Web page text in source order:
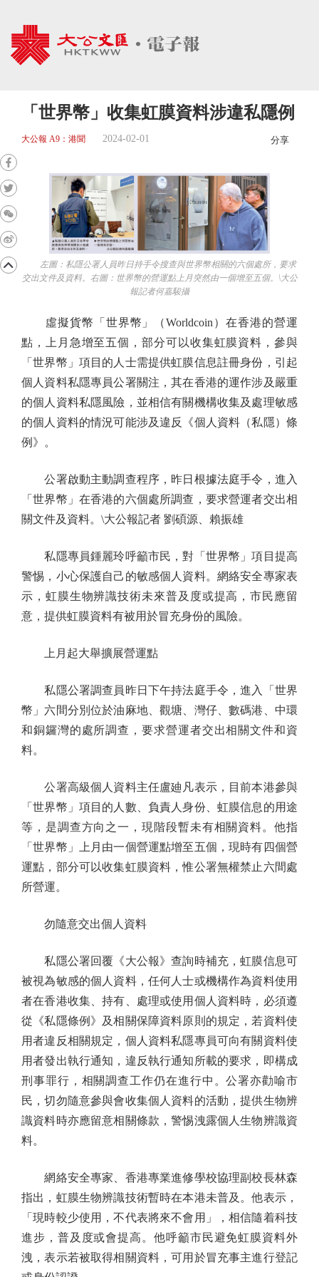
「世界幣」收集虹膜資料涉違私隱例
大公報 A9：港聞 2024-02-01 分享
左圖：私隱公署人員昨日持手令搜查與世界幣相關的六個處所，要求
交出文件及資料。右圖：世界幣的營運點上月突然由一個增至五個。\大公
報記者何嘉駿攝
虛擬貨幣「世界幣」（Worldcoin）在香港的營運
點，上月急增至五個，部分可以收集虹膜資料，參與
「世界幣」項目的人士需提供虹膜信息註冊身份，引起
個人資料私隱專員公署關注，其在香港的運作涉及嚴重
的個人資料私隱風險，並相信有關機構收集及處理敏感
的個人資料的情況可能涉及違反《個人資料（私隱）條
例》。
公署啟動主動調查程序，昨日根據法庭手令，進入
「世界幣」在香港的六個處所調查，要求營運者交出相
關文件及資料。\大公報記者 劉碩源、賴振雄
私隱專員鍾麗玲呼籲市民，對「世界幣」項目提高
警惕，小心保護自己的敏感個人資料。網絡安全專家表
示，虹膜生物辨識技術未來普及度或提高，市民應留
意，提供虹膜資料有被用於冒充身份的風險。
上月起大舉擴展營運點
私隱公署調查員昨日下午持法庭手令，進入「世界
幣」六間分別位於油麻地、觀塘、灣仔、數碼港、中環
和銅鑼灣的處所調查，要求營運者交出相關文件和資
料。
公署高級個人資料主任盧廸凡表示，目前本港參與
「世界幣」項目的人數、負責人身份、虹膜信息的用途
等，是調查方向之一，現階段暫未有相關資料。他指
「世界幣」上月由一個營運點增至五個，現時有四個營
運點，部分可以收集虹膜資料，惟公署無權禁止六間處
所營運。
勿隨意交出個人資料
私隱公署回覆《大公報》查詢時補充，虹膜信息可
被視為敏感的個人資料，任何人士或機構作為資料使用
者在香港收集、持有、處理或使用個人資料時，必須遵
從《私隱條例》及相關保障資料原則的規定，若資料使
用者違反相關規定，個人資料私隱專員可向有關資料使
用者發出執行通知，違反執行通知所載的要求，即構成
刑事罪行，相關調查工作仍在進行中。公署亦勸喻市
民，切勿隨意參與會收集個人資料的活動，提供生物辨
識資料時亦應留意相關條款，警惕洩露個人生物辨識資
料。
網絡安全專家、香港專業進修學校協理副校長林森
指出，虹膜生物辨識技術暫時在本港未普及。他表示，
「現時較少使用，不代表將來不會用」，相信隨着科技
進步，普及度或會提高。他呼籲市民避免虹膜資料外
洩，表示若被取得相關資料，可用於冒充事主進行登記